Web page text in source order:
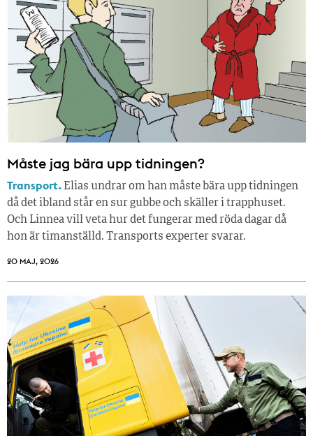
Måste jag bära upp tidningen?
Transport. Elias undrar om han måste bära upp tidningen
då det ibland står en sur gubbe och skäller i trapphuset.
Och Linnea vill veta hur det fungerar med röda dagar då
hon är timanställd. Transports experter svarar.
20 MAJ, 2026